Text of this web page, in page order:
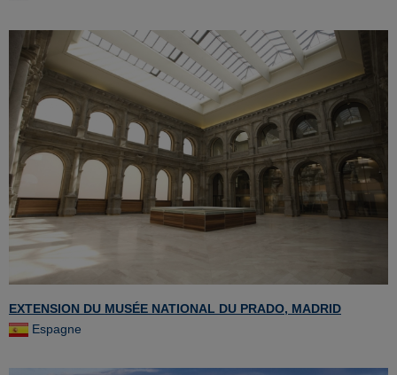
EXTENSION DU MUSÉE NATIONAL DU PRADO, MADRID
Espagne